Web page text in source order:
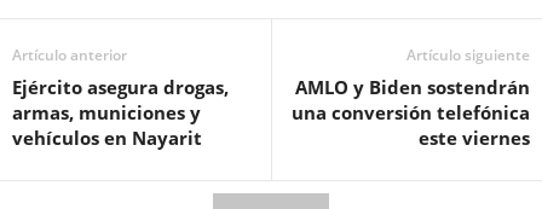
Artículo anterior
Ejército asegura drogas,
armas, municiones y
vehículos en Nayarit
Artículo siguiente
AMLO y Biden sostendrán
una conversión telefónica
este viernes